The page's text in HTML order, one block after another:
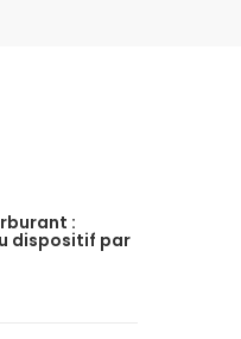
:
dispositif par